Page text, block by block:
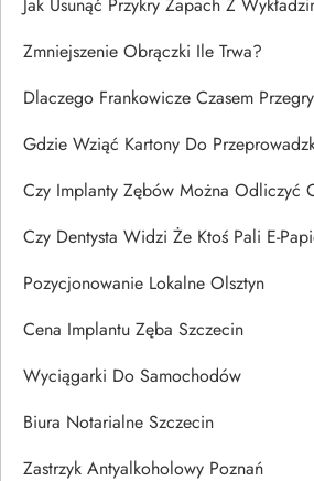
Zmniejszenie Obrączki Ile Trwa?
Dlaczego Frankowicze Czasem
Gdzie Wziąć Kartony Do
Czy Implanty Zębów Można Odliczyć
Czy Dentysta Widzi Że Ktoś Pali E-
Pozycjonowanie Lokalne Olsztyn
Cena Implantu Zęba Szczecin
Wyciągarki Do Samochodów
Biura Notarialne Szczecin
Zastrzyk Antyalkoholowy Poznań